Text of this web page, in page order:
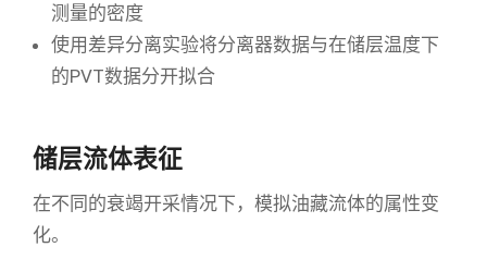
测量的密度
使用差异分离实验将分离器数据与在储层温度下
的PVT数据分开拟合
储层流体表征
在不同的衰竭开采情况下，模拟油藏流体的属性变
化。